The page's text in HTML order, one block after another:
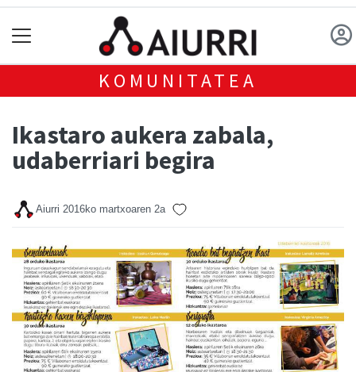
KOMUNITATEA
Ikastaro aukera zabala,
udaberriari begira
Aiurri 2016ko martxoaren 2a